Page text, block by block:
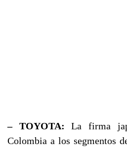
– TOYOTA: La firma
Colombia a los segmentos